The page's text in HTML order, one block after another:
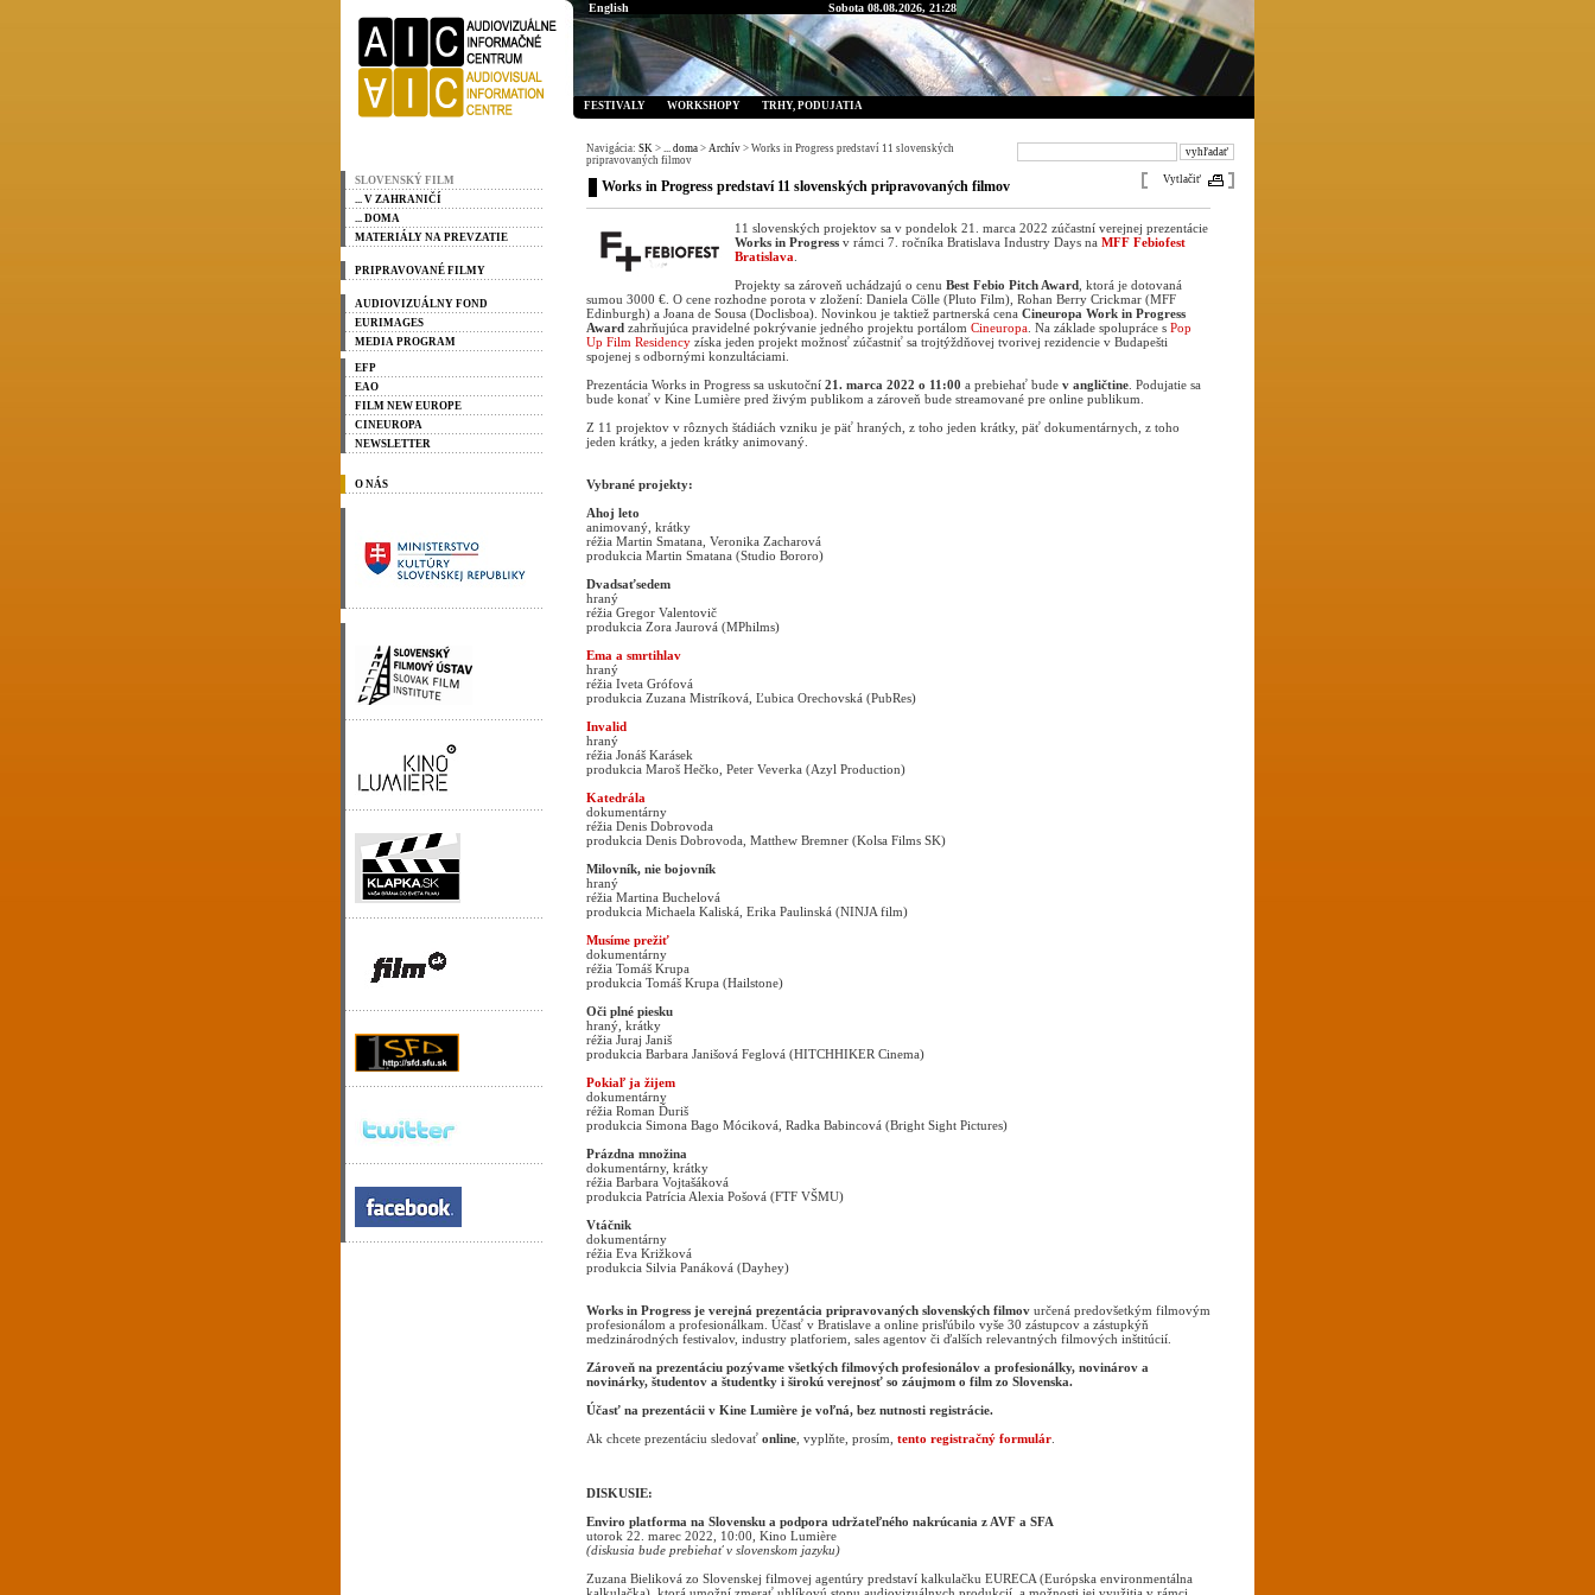
SLOVENSKÝ FILM
... V ZAHRANIČÍ
... DOMA
MATERIÁLY NA PREVZATIE
PRIPRAVOVANÉ FILMY
AUDIOVIZUÁLNY FOND
EURIMAGES
MEDIA PROGRAM
EFP
EAO
FILM NEW EUROPE
CINEUROPA
NEWSLETTER
O NÁS
English Sobota 08.08.2026, 21:28
FESTIVALY WORKSHOPY TRHY, PODUJATIA
Vytlačiť
Navigácia: SK > ... doma > Archív > Works in Progress predstaví 11 slovenských
pripravovaných filmov
Works in Progress predstaví 11 slovenských pripravovaných filmov
11 slovenských projektov sa v pondelok 21. marca 2022 zúčastní verejnej prezentácie
Works in Progress v rámci 7. ročníka Bratislava Industry Days na MFF Febiofest
Bratislava
Projekty sa zároveň uchádzajú o cenu Best Febio Pitch Award , ktorá je dotovaná
sumou 3000 €. O cene rozhodne porota v zložení: Daniela Cölle (Pluto Film), Rohan Berry Crickmar (MFF
Edinburgh) a Joana de Sousa (Doclisboa). Novinkou je taktiež partnerská cena Cineuropa Work in Progress
Award zahrňujúca pravidelné pokrývanie jedného projektu portálom Cineuropa . Na základe spolupráce s Pop
Up Film Residency získa jeden projekt možnosť zúčastniť sa trojtýždňovej tvorivej rezidencie v Budapešti
spojenej s odbornými konzultáciami.
Prezentácia Works in Progress sa uskutoční 21. marca 2022 o 11:00 a prebiehať bude v angličtine . Podujatie sa
bude konať v Kine Lumière pred živým publikom a zároveň bude streamované pre online publikum.
Z 11 projektov v rôznych štádiách vzniku je päť hraných, z toho jeden krátky, päť dokumentárnych, z toho
jeden krátky, a jeden krátky animovaný.
Vybrané projekty:
Ahoj leto
animovaný, krátky
réžia Martin Smatana, Veronika Zacharová
produkcia Martin Smatana (Studio Bororo)
Dvadsaťsedem
hraný
réžia Gregor Valentovič
produkcia Zora Jaurová (MPhilms)
Ema a smrtihlav
hraný
réžia Iveta Grófová
produkcia Zuzana Mistríková, Ľubica Orechovská (PubRes)
Invalid
hraný
réžia Jonáš Karásek
produkcia Maroš Hečko, Peter Veverka (Azyl Production)
Katedrála
dokumentárny
réžia Denis Dobrovoda
produkcia Denis Dobrovoda, Matthew Bremner (Kolsa Films SK)
Milovník, nie bojovník
hraný
réžia Martina Buchelová
produkcia Michaela Kaliská, Erika Paulinská (NINJA film)
Musíme prežiť
dokumentárny
réžia Tomáš Krupa
produkcia Tomáš Krupa (Hailstone)
Oči plné piesku
hraný, krátky
réžia Juraj Janiš
produkcia Barbara Janišová Feglová (HITCHHIKER Cinema)
Pokiaľ ja žijem
dokumentárny
réžia Roman Ďuriš
produkcia Simona Bago Móciková, Radka Babincová (Bright Sight Pictures)
Prázdna množina
dokumentárny, krátky
réžia Barbara Vojtašáková
produkcia Patrícia Alexia Pošová (FTF VŠMU)
Vtáčnik
dokumentárny
réžia Eva Križková
produkcia Silvia Panáková (Dayhey)
Works in Progress je verejná prezentácia pripravovaných slovenských filmov určená predovšetkým filmovým
profesionálom a profesionálkam. Účasť v Bratislave a online prisľúbilo vyše 30 zástupcov a zástupkýň
medzinárodných festivalov, industry platforiem, sales agentov či ďalších relevantných filmových inštitúcií.
Zároveň na prezentáciu pozývame všetkých filmových profesionálov a profesionálky, novinárov a
novinárky, študentov a študentky i širokú verejnosť so záujmom o film zo Slovenska.
Účasť na prezentácii v Kine Lumière je voľná, bez nutnosti registrácie.
Ak chcete prezentáciu sledovať online , vyplňte, prosím, tento registračný formulár
DISKUSIE:
Enviro platforma na Slovensku a podpora udržateľného nakrúcania z AVF a SFA
utorok 22. marec 2022, 10:00, Kino Lumière
(diskusia bude prebiehať v slovenskom jazyku)
Zuzana Bieliková zo Slovenskej filmovej agentúry predstaví kalkulačku EURECA (Európska environmentálna